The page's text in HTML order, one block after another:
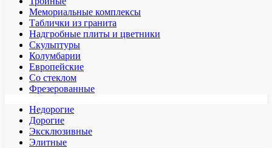
Мемориальные комплексы
Таблички из гранита
Надгробные плиты и цветники
Скульптуры
Колумбарии
Европейские
Со стеклом
Фрезерованные
Недорогие
Дорогие
Эксклюзивные
Элитные